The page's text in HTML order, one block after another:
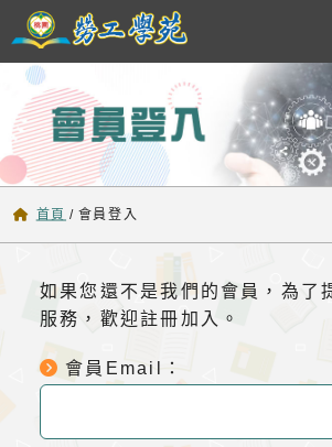
跳到主要內容
首頁 / 會員登入
如果您還不是我們的會員，為了
服務，歡迎註冊加入。
會員Email：